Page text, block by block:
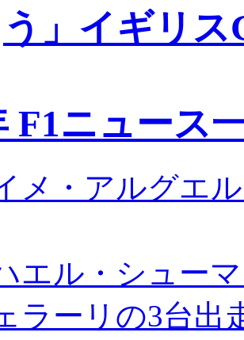
う」イギリス
F1ニュース
メ・アルグエ
エル・シュー
ラーリの3台出